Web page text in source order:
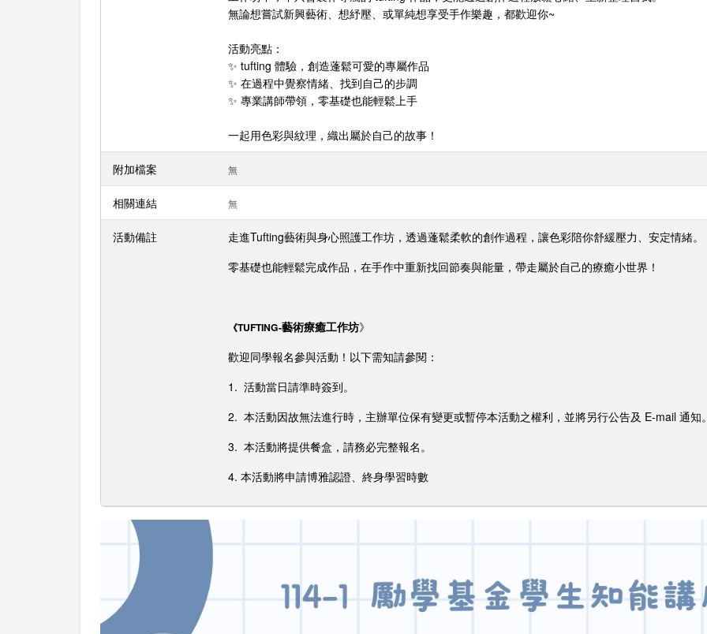
無論想嘗試新興藝術、想紓壓、或單純想享受手作樂趣，都歡迎你~
活動亮點：
✨ tufting 體驗，創造蓬鬆可愛的專屬作品
✨ 在過程中覺察情緒、找到自己的步調
✨ 專業講師帶領，零基礎也能輕鬆上手
一起用色彩與紋理，織出屬於自己的故事！
附加檔案 無
相關連結 無
活動備註
走進Tufting藝術與身心照護工作坊，透過蓬鬆柔軟的創作過程，讓色彩陪你舒緩壓力、安定情緒。
零基礎也能輕鬆完成作品，在手作中重新找回節奏與能量，帶走屬於自己的療癒小世界！
《TUFTING-藝術療癒工作坊》
歡迎同學報名參與活動！以下需知請參閱：
1. 活動當日請準時簽到。
2. 本活動因故無法進行時，主辦單位保有變更或暫停本活動之權利，並將另行公告及 E-mail 通知
3. 本活動將提供餐盒，請務必完整報名。
4. 本活動將申請博雅認證、終身學習時數